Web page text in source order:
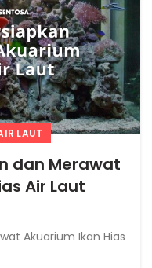
LAUT
dan Merawat
Air Laut
Akuarium Ikan Hias